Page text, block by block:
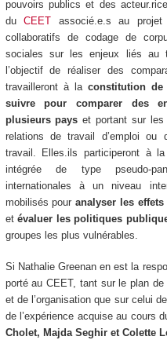
pouvoirs publics et des
duCEET associé.e.s au
collaboratifs de codage de
sociales sur les enjeux liés au
l’objectif de réaliser des
travailleront à la constitution de
suivre pour comparer des
plusieurs pays et portant sur
relations de travail d’emploi ou
travail. Elles.ils participeront à
intégrée de type pseudo-
internationales à un niveau
mobilisés pour analyser les
etévaluer les politiques
groupes les plus vulnérables.
Si Nathalie Greenan en est la
porté au CEET, tant sur le plan
et de l’organisation que sur celui
de l’expérience acquise au cours
Cholet, Majda Seghir et Colette